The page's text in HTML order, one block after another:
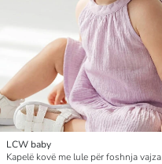
LCW baby
Kapelë kovë me lule për foshnja vajza